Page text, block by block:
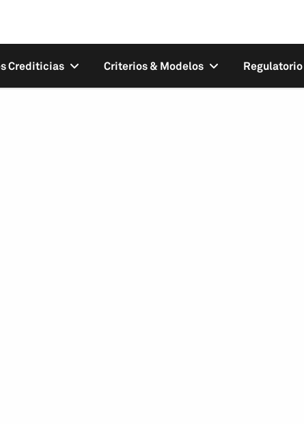
Crediticias Criterios & Modelos Regulatorio